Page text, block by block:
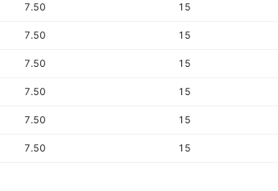
7.50 15
7.50 15
7.50 15
7.50 15
7.50 15
7.50 15